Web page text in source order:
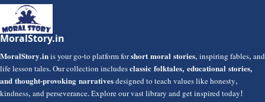
MoralStory.in
MoralStory.inis your go-to platform forshort moral stories, inspiring fables, and
life lesson tales. Our collection includesclassic folktales, educational stories,
and thought-provoking narrativesdesigned to teach values like honesty,
kindness, and perseverance. Explore our vast library and get inspired today!